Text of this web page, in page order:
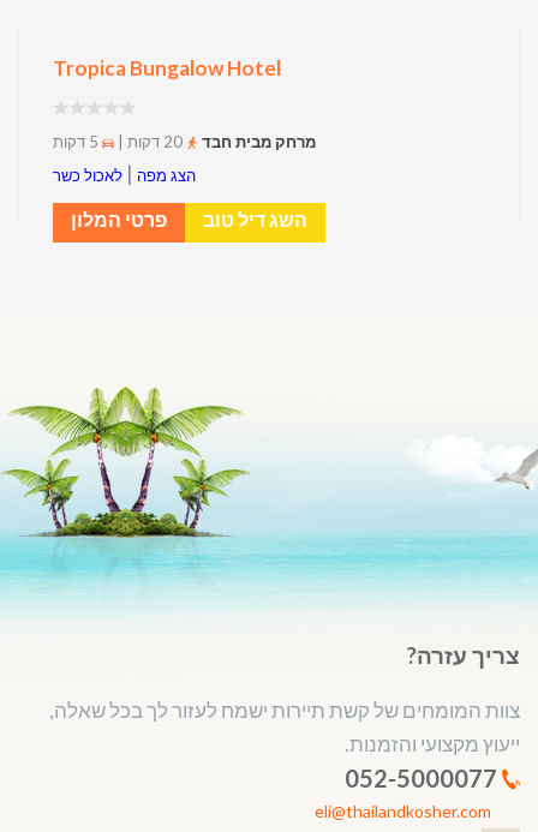
Tropica Bungalow Hotel
מרחק מבית חבד
הצג מפה | לאכול כשר
פרטי המלון השג דיל טוב
צריך עזרה?
צוות המומחים של קשת תיירות ישמח לעזור לך בכל שאלה,
ייעוץ מקצועי והזמנות.
eli@thailandkosher.com